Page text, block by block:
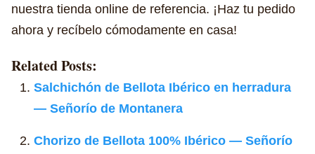
nuestra tienda online de referencia. ¡Haz tu pedido
ahora y recíbelo cómodamente en casa!
Related Posts:
Salchichón de Bellota Ibérico en herradura
— Señorío de Montanera
Chorizo de Bellota 100% Ibérico — Señorío